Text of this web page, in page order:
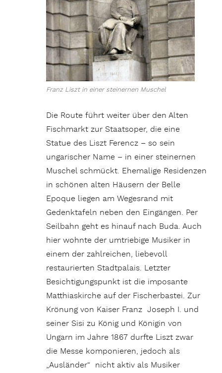
Franz Liszt in einer steinernen Muschel
Die Route führt weiter über den Alten
Fischmarkt zur Staatsoper, die eine
Statue des Liszt Ferencz – so sein
ungarischer Name – in einer steinernen
Muschel schmückt. Ehemalige Residenzen
in schönen alten Häusern der Belle
Epoque liegen am Wegesrand mit
Gedenktafeln neben den Eingängen. Per
Seilbahn geht es hinauf nach Buda. Auch
hier wohnte der umtriebige Musiker in
einem der zahlreichen, liebevoll
restaurierten Stadtpalais. Letzter
Besichtigungspunkt ist die imposante
Matthiaskirche auf der Fischerbastei. Zur
Krönung von Kaiser Franz Joseph I. und
seiner Sisi zu König und Königin von
Ungarn im Jahre 1867 durfte Liszt zwar
die Messe komponieren, jedoch als
„Ausländer“ nicht aktiv als Musiker